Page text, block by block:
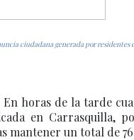
ciudadana generada por residentes
horas de la tarde
en Carrasquilla,
mantener un total de